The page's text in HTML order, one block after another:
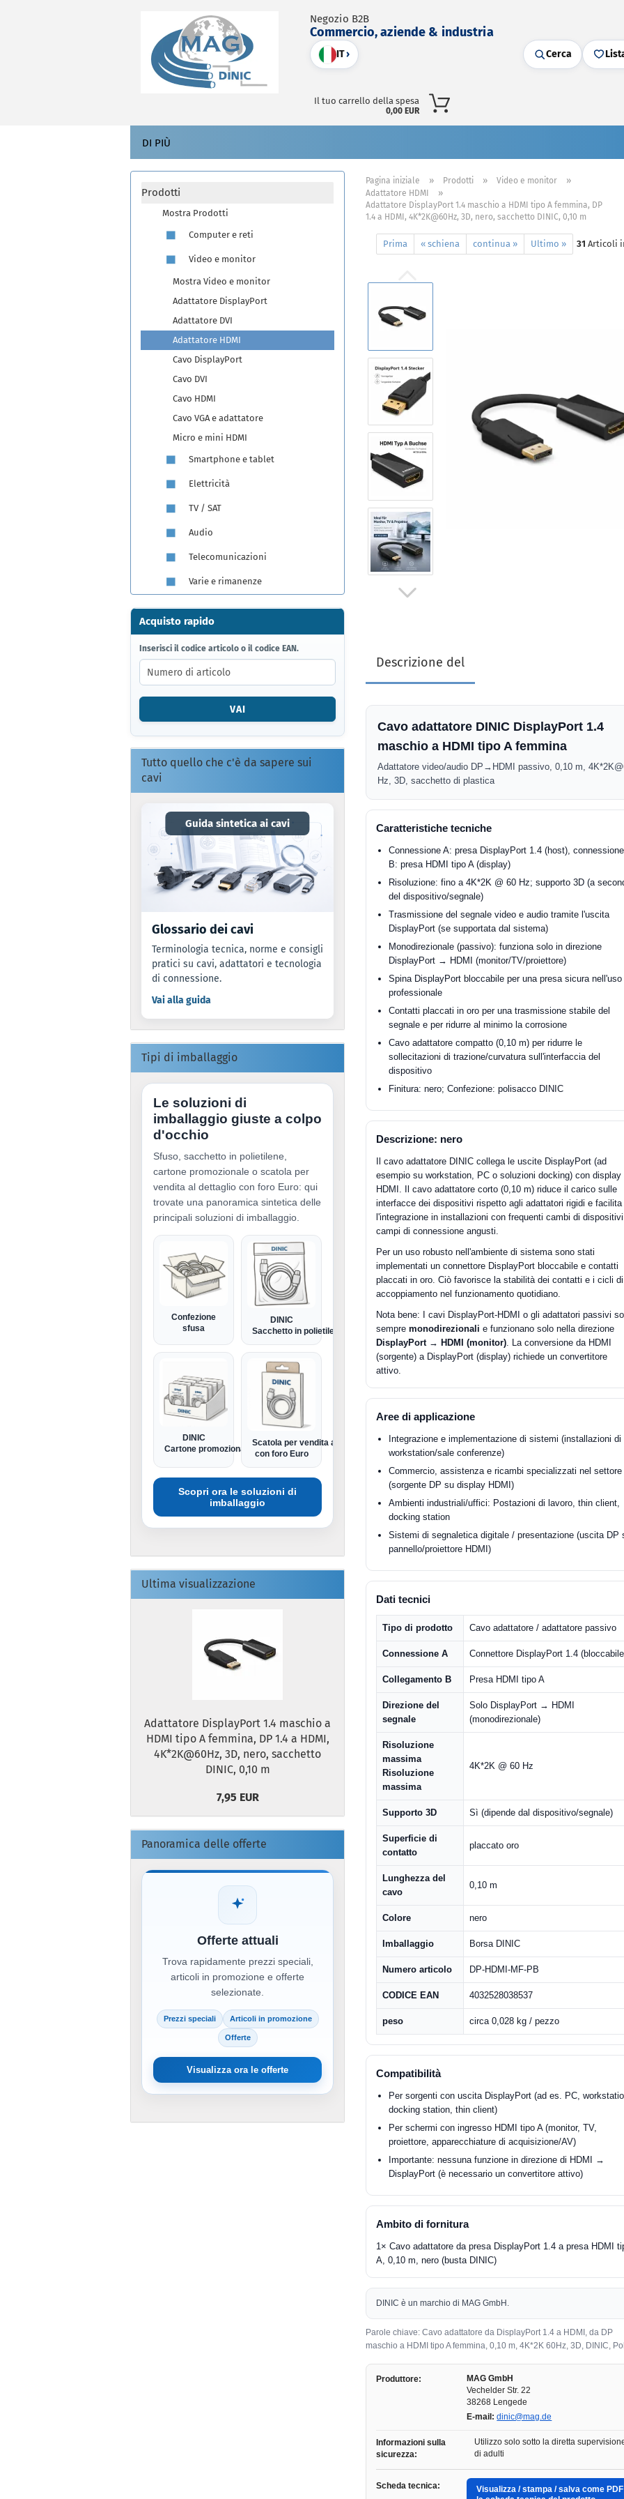
Negozio B2B
Commercio, aziende & industria
IT› Cerca
Il tuo carrello della spesa
0,00 EUR
DI PIÙ
Pagina iniziale » Prodotti » Video e monitor »
Adattatore HDMI »
Adattatore DisplayPort 1.4 maschio a HDMI tipo A femmina, DP
1.4 a HDMI, 4K*2K@60Hz, 3D, nero, sacchetto DINIC, 0,10 m
Prima « schiena continua » Ultimo » 31 Articoli
Descrizione del
Cavo adattatore DINIC DisplayPort 1.4
maschio a HDMI tipo A femmina
Adattatore video/audio DP→HDMI passivo, 0,10 m,
Hz, 3D, sacchetto di plastica
Caratteristiche tecniche
Connessione A: presa DisplayPort 1.4 (host), connessione
B: presa HDMI tipo A (display)
Risoluzione: fino a 4K*2K @ 60 Hz; supporto 3D (a
del dispositivo/segnale)
Trasmissione del segnale video e audio tramite l'uscita
DisplayPort (se supportata dal sistema)
Monodirezionale (passivo): funziona solo in direzione
DisplayPort → HDMI (monitor/TV/proiettore)
Spina DisplayPort bloccabile per una presa sicura nell'uso
professionale
Contatti placcati in oro per una trasmissione stabile del
segnale e per ridurre al minimo la corrosione
Cavo adattatore compatto (0,10 m) per ridurre le
sollecitazioni di trazione/curvatura sull'interfaccia del
dispositivo
Finitura: nero; Confezione: polisacco DINIC
Descrizione: nero
Il cavo adattatore DINIC collega le uscite DisplayPort (ad
esempio su workstation, PC o soluzioni docking) con display
HDMI. Il cavo adattatore corto (0,10 m) riduce il carico sulle
interfacce dei dispositivi rispetto agli adattatori rigidi e facilita
l'integrazione in installazioni con frequenti cambi di
campi di connessione angusti.
Per un uso robusto nell'ambiente di sistema sono stati
implementati un connettore DisplayPort bloccabile e contatti
placcati in oro. Ciò favorisce la stabilità dei contatti e i cicli di
accoppiamento nel funzionamento quotidiano.
Nota bene: I cavi DisplayPort-HDMI o gli adattatori passivi
sempremonodirezionali e funzionano solo nella direzione
DisplayPort → HDMI (monitor). La conversione da HDMI
(sorgente) a DisplayPort (display) richiede un convertitore
attivo.
Aree di applicazione
Integrazione e implementazione di sistemi (installazioni di
workstation/sale conferenze)
Commercio, assistenza e ricambi specializzati nel
(sorgente DP su display HDMI)
Ambienti industriali/uffici: Postazioni di lavoro, thin client,
docking station
Sistemi di segnaletica digitale / presentazione (uscita DP
pannello/proiettore HDMI)
Dati tecnici
Tipo di prodotto Cavo adattatore / adattatore passivo
Connessione A Connettore DisplayPort 1.4
Collegamento B Presa HDMI tipo A
Direzione del
segnale
Solo DisplayPort → HDMI
(monodirezionale)
Risoluzione
massima
Risoluzione
massima
4K*2K @ 60 Hz
Supporto 3D Sì (dipende dal dispositivo/segnale)
Superficie di
contatto
placcato oro
Lunghezza del
cavo
0,10 m
Colore nero
Imballaggio Borsa DINIC
Numero articolo DP-HDMI-MF-PB
CODICE EAN 4032528038537
peso circa 0,028 kg / pezzo
Compatibilità
Per sorgenti con uscita DisplayPort (ad es. PC,
docking station, thin client)
Per schermi con ingresso HDMI tipo A (monitor, TV,
proiettore, apparecchiature di acquisizione/AV)
Importante: nessuna funzione in direzione di HDMI →
DisplayPort (è necessario un convertitore attivo)
Ambito di fornitura
1× Cavo adattatore da presa DisplayPort 1.4 a presa HDMI
A, 0,10 m, nero (busta DINIC)
DINIC è un marchio di MAG GmbH.
Parole chiave: Cavo adattatore da DisplayPort 1.4 a HDMI, da DP
maschio a HDMI tipo A femmina, 0,10 m, 4K*2K 60Hz, 3D, DINIC,
Produttore:
MAG GmbH
Vechelder Str. 22
38268 Lengede
E-mail: dinic@mag.de
Informazioni sulla
sicurezza:
Utilizzo solo sotto la diretta
di adulti
Scheda tecnica:
Visualizza / stampa / salva come PDF
Prodotti
Mostra Prodotti
Computer e reti
Video e monitor
Mostra Video e monitor
Adattatore DisplayPort
Adattatore DVI
Adattatore HDMI
Cavo DisplayPort
Cavo DVI
Cavo HDMI
Cavo VGA e adattatore
Micro e mini HDMI
Smartphone e tablet
Elettricità
TV / SAT
Audio
Telecomunicazioni
Varie e rimanenze
Acquisto rapido
INSERISCI
IL
CODICE
ARTICOLO
O
CODICE
EAN.
Inserisci il codice articolo o il codice EAN.
VAI
Tutto quello che c'è da sapere sui
cavi
Guida sintetica ai cavi
Glossario dei cavi
Terminologia tecnica, norme e consigli
pratici su cavi, adattatori e tecnologia
di connessione.
Vai alla guida
Tipi di imballaggio
Le soluzioni di
imballaggio giuste a colpo
d'occhio
Sfuso, sacchetto in polietilene,
cartone promozionale o scatola per
vendita al dettaglio con foro Euro: qui
trovate una panoramica sintetica delle
principali soluzioni di imballaggio.
Confezione
sfusa
DINIC
Sacchetto in polietilene
DINIC
Cartone promozionale
Scatola per vendita al dettaglio
con foro Euro
Scopri ora le soluzioni di
imballaggio
Ultima visualizzazione
Adattatore DisplayPort 1.4 maschio a
HDMI tipo A femmina, DP 1.4 a HDMI,
4K*2K@60Hz, 3D, nero, sacchetto
DINIC, 0,10 m
7,95 EUR
Panoramica delle offerte
Offerte attuali
Trova rapidamente prezzi speciali,
articoli in promozione e offerte
selezionate.
Prezzi speciali Articoli in promozione
Offerte
Visualizza ora le offerte